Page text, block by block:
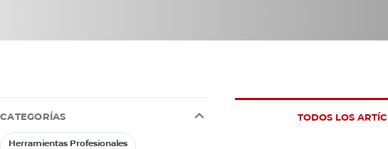
CATEGORÍAS
Herramientas Profesionales
Herramientas Profesionales
TODOS LOS